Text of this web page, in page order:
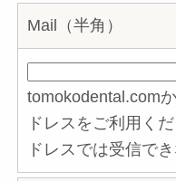
Mail（半角）
tomokodental.com
ドレスをご利用く
ドレスでは受信で